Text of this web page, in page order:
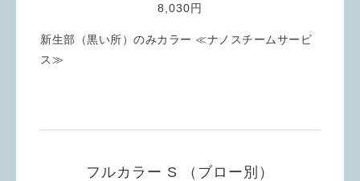
8,030円
新生部（黒い所）のみカラー ≪ナノスチームサービ
ス≫
フルカラー S （ブロー別）